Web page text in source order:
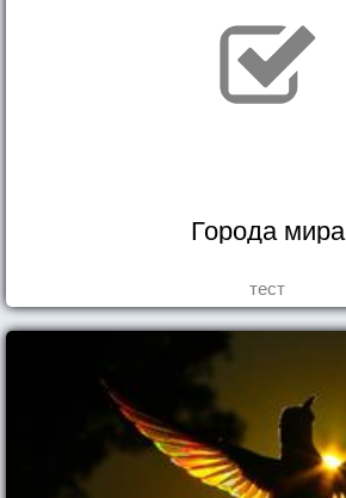
Города мира
тест